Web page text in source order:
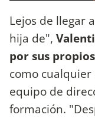
Lejos de llegar
hija de",
por sus
como
equipo de
formación.